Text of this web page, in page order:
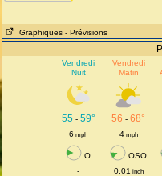
Graphiques - Prévisions
Vendredi
Nuit
Vendredi
Matin
55- 59° 56 -68°
6 mph 4mph
O OSO
-
0.01 inch